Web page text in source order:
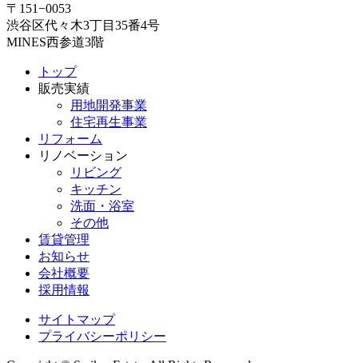
〒151−0053
渋谷区代々木3丁目35番4号
MINES西参道3階
トップ
販売実績
用地開発事業
住宅再生事業
リフォーム
リノベーション
リビング
キッチン
洗面・浴室
その他
賃貸管理
お知らせ
会社概要
採用情報
サイトマップ
プライバシーポリシー